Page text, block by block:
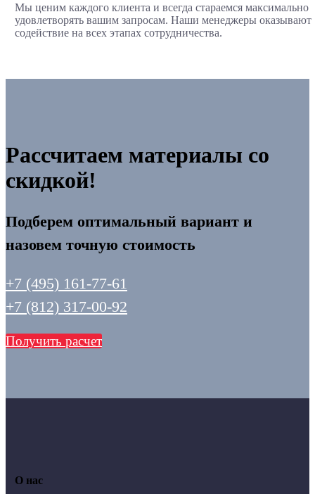
Мы ценим каждого клиента и всегда стараемся максимально
удовлетворять вашим запросам. Наши менеджеры оказывают
содействие на всех этапах сотрудничества.
Рассчитаем материалы со
скидкой!
Подберем оптимальный вариант и
назовем точную стоимость
+7 (495) 161-77-61
+7 (812) 317-00-92
Получить расчет
О нас